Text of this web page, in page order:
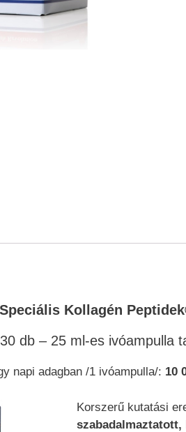
Kollagén Peptidek
db – 25 ml-es ivóampulla
napi adagban /1 ivóampulla/: 10
Korszerű kutatási